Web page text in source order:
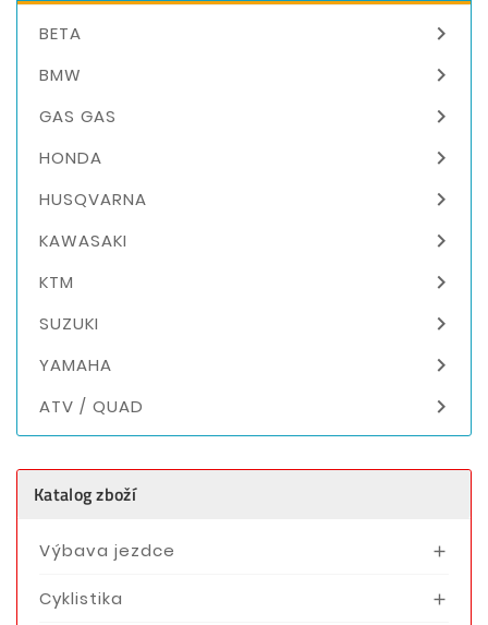
BETA 
BMW 
GAS GAS 
HONDA 
HUSQVARNA 
KAWASAKI 
KTM 
SUZUKI 
YAMAHA 
ATV / QUAD 
Katalog zboží
Výbava jezdce 
Cyklistika 